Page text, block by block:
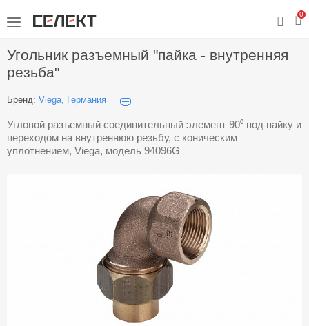
0
Угольник разъемный "пайка - внутренняя
резьба"
Бренд: Viega, Германия
Угловой разъемный соединительный элемент 90⁰ под пайку и
переходом на внутреннюю резьбу, с коническим
уплотнением, Viega, модель 94096G